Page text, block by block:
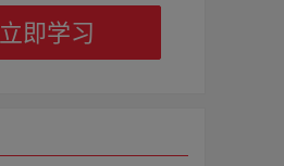
立即学习